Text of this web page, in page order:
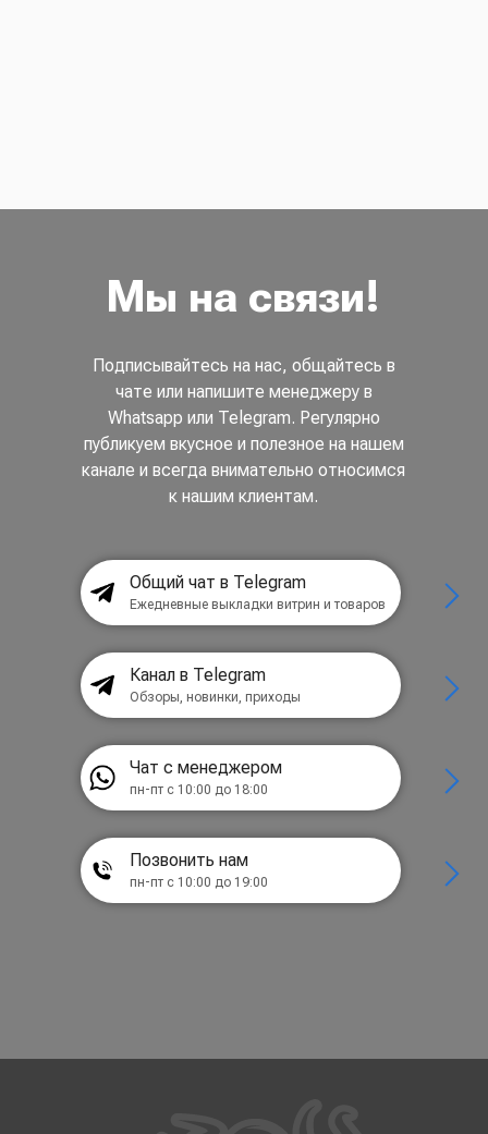
Мы на связи!
Подписывайтесь на нас, общайтесь в
чате или напишите менеджеру в
Whatsapp или Telegram. Регулярно
публикуем вкусное и полезное на нашем
канале и всегда внимательно относимся
к нашим клиентам.
Общий чат в Telegram
Ежедневные выкладки витрин и товаров
Канал в Telegram
Обзоры, новинки, приходы
Чат с менеджером
пн-пт с 10:00 до 18:00
Позвонить нам
пн-пт с 10:00 до 19:00